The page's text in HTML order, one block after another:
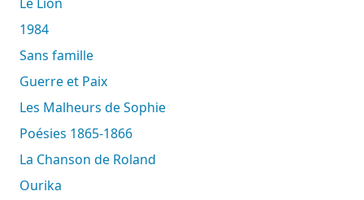
1984
Sans famille
Guerre et Paix
Les Malheurs de Sophie
Poésies 1865-1866
La Chanson de Roland
Ourika